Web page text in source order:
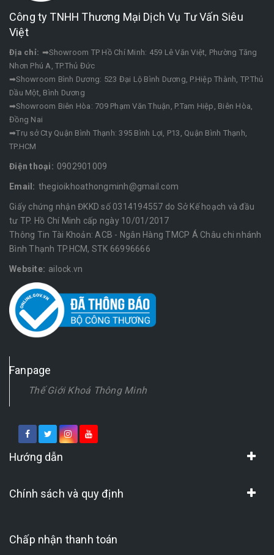
Công ty TNHH Thương Mại Dịch Vụ Tư Vấn Siêu
Việt
Địa chỉ: ➡Showroom TP Hồ Chí Minh: 459 Lê Văn Việt, Phường Tăng
Nhơn Phú A, TP.Thủ Đức
➡Showroom Bình Dương: 523 Đại Lộ Bình Dương, P.Hiệp Thành, TP.Thủ
Dầu Một, Bình Dương
➡Showroom Biên Hòa: 709 Phạm Văn Thuận, P.Tam Hiệp, Biên Hòa,
Đồng Nai
➡Trụ sở Cty Quận Bình Thạnh: 395 Bình Lợi, P13, Quận Bình Thạnh,
TP.HCM
Điện thoại: 0902901009
Email: thegioikhoathongminh@gmail.com
Giấy chứng nhận ĐKKD số 0314194557 do Sở Kế hoạch và đầu
tư TP. Hồ Chí Minh cấp ngày 10/01/2017
Thông Tin Tài Khoản: ACB - Ngân Hàng TMCP Á Châu chi nhánh
Bình Thạnh TP.HCM, STK 66996666
Website: ailock.vn
Fanpage
Thế Giới Khoá Thông Minh
Hướng dẫn
Chính sách và quy định
Chấp nhận thanh toán